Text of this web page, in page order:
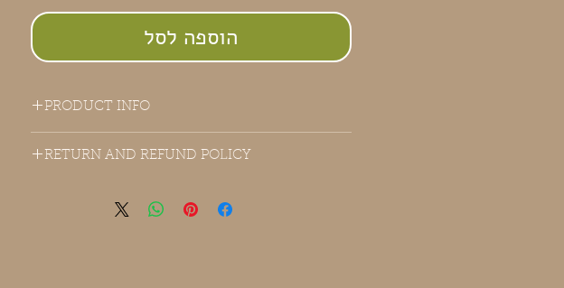
הוספה לסל
PRODUCT INFO
RETURN AND REFUND POLICY